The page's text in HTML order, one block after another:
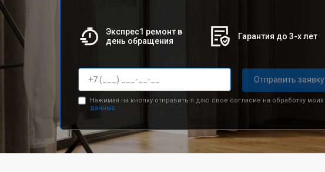
Экспрес1 ремонт в
день обращения
Гарантия до 3-х лет
Отправить заявку
Нажимая на кнопку отправить я даю свое согласие на обработку моих
данных.